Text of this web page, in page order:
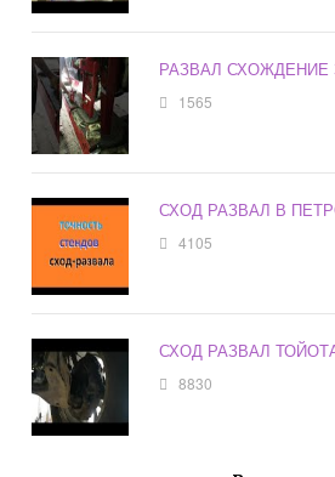
РАЗВАЛ
1565
СХОД РАЗВАЛ В
4105
СХОД РАЗВАЛ
8830